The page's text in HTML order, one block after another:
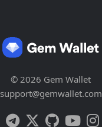
© 2026 Gem Wallet
support@gemwallet.com